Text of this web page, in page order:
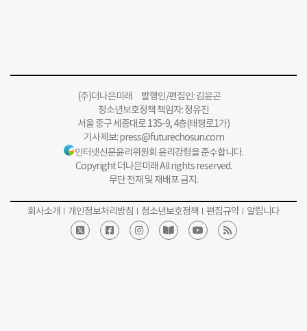
(주)더나은미래 발행인/편집인: 김윤곤
청소년보호정책 책임자: 정유진
서울 중구 세종대로 135-9, 4층(태평로1가)
기사제보:press@futurechosun.com
인터넷신문윤리위원회 윤리강령을 준수합니다.
Copyright 더나은미래 All rights reserved.
무단 전재 및 재배포 금지.
회사소개 개인정보처리방침 청소년보호정책 편집규약 알립니다